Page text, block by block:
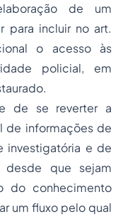
de um
para incluir no art.
o acesso às
policial, em
de se reverter a
de informações de
investigatória e de
desde que sejam
do conhecimento
um fluxo pelo qual